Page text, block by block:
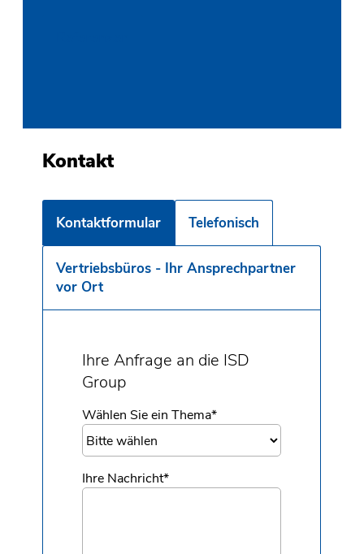
Kontakt
Kontaktformular Telefonisch
Vertriebsbüros - Ihr Ansprechpartner
vor Ort
Ihre Anfrage an die ISD
Group
Wählen Sie ein Thema*
Ihre Nachricht*